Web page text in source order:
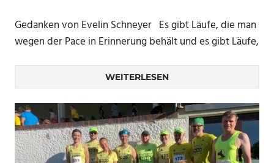
Gedanken von Evelin Schneyer Es gibt Läufe, die man
wegen der Pace in Erinnerung behält und es gibt Läufe,
WEITERLESEN